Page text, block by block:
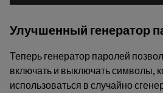
Улучшенный генератор
Теперь генератор паролей
включать и выключать символы,
использоваться в случайно